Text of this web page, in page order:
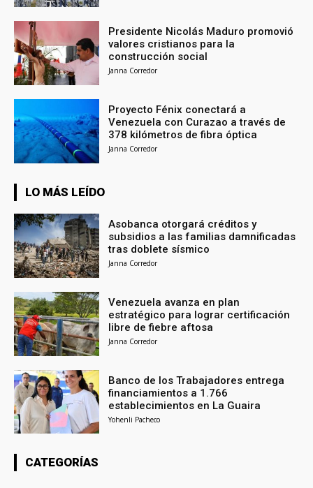
Presidente Nicolás Maduro promovió
valores cristianos para la
construcción social
Janna Corredor
Proyecto Fénix conectará a
Venezuela con Curazao a través de
378 kilómetros de fibra óptica
Janna Corredor
LO MÁS LEÍDO
Asobanca otorgará créditos y
subsidios a las familias damnificadas
tras doblete sísmico
Janna Corredor
Venezuela avanza en plan
estratégico para lograr certificación
libre de fiebre aftosa
Janna Corredor
Banco de los Trabajadores entrega
financiamientos a 1.766
establecimientos en La Guaira
Yohenli Pacheco
CATEGORÍAS